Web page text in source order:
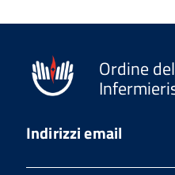
Ordine
Indirizzi email